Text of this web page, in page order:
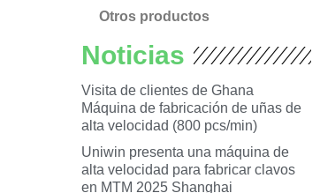
Otros productos
Noticias
Visita de clientes de Ghana
Máquina de fabricación de uñas de
alta velocidad (800 pcs/min)
Uniwin presenta una máquina de
alta velocidad para fabricar clavos
en MTM 2025 Shanghai